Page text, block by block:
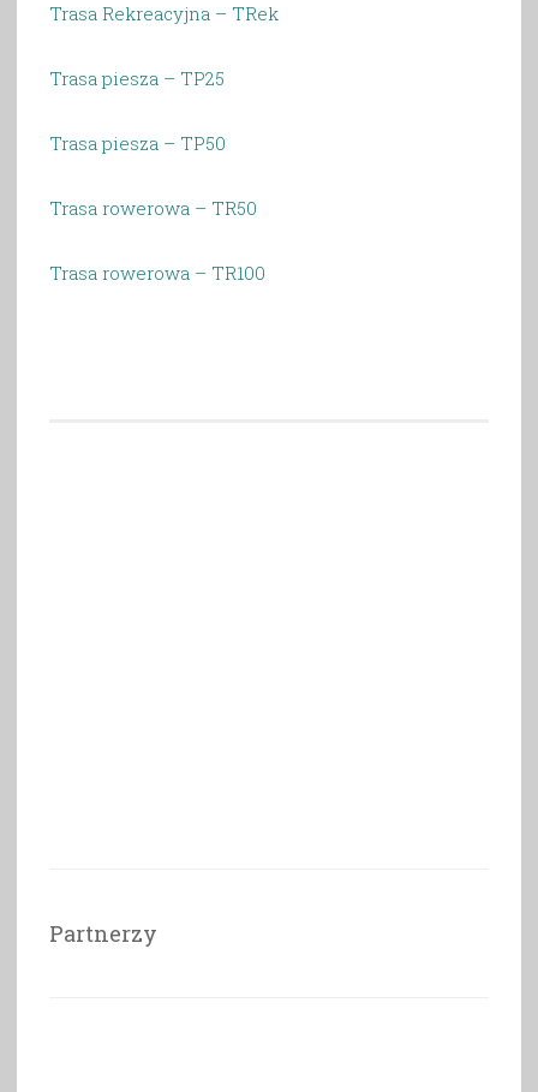
Trasa Rekreacyjna – TRek
Trasa piesza – TP25
Trasa piesza – TP50
Trasa rowerowa – TR50
Trasa rowerowa – TR100
Partnerzy